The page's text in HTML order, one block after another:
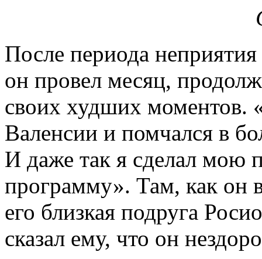
После периода
он провел месяц,
своих худших моментов.
Валенсии и помчался в
И даже так я сделал мою
программу». Там, как он
его близкая подруга
сказал ему, что он